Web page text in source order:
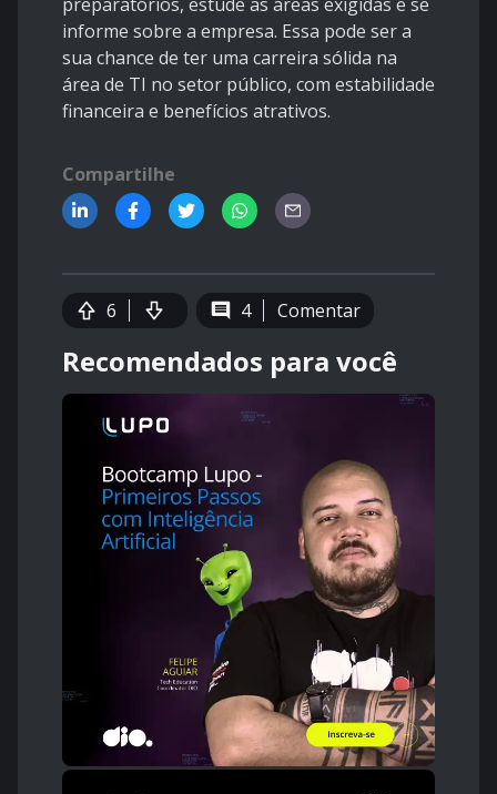
informe sobre a empresa. Essa pode ser a
sua chance de ter uma carreira sólida na
área de TI no setor público, com estabilidade
financeira e benefícios atrativos.
Compartilhe
6 4 Comentar
Recomendados para você